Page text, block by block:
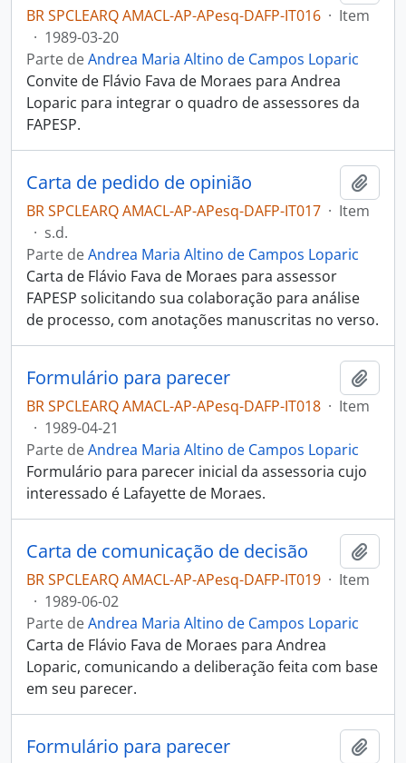
BR SPCLEARQ AMACL-AP-APesq-DAFP-IT016 · Item
· 1989-03-20
Parte deAndrea Maria Altino de Campos Loparic
Convite de Flávio Fava de Moraes para Andrea
Loparic para integrar o quadro de assessores da
FAPESP.
Carta de pedido de opinião
BR SPCLEARQ AMACL-AP-APesq-DAFP-IT017 · Item
· s.d.
Parte deAndrea Maria Altino de Campos Loparic
Carta de Flávio Fava de Moraes para assessor
FAPESP solicitando sua colaboração para análise
de processo, com anotações manuscritas no verso.
Formulário para parecer
BR SPCLEARQ AMACL-AP-APesq-DAFP-IT018 · Item
· 1989-04-21
Parte deAndrea Maria Altino de Campos Loparic
Formulário para parecer inicial da assessoria cujo
interessado é Lafayette de Moraes.
Carta de comunicação de decisão
BR SPCLEARQ AMACL-AP-APesq-DAFP-IT019 · Item
· 1989-06-02
Parte deAndrea Maria Altino de Campos Loparic
Carta de Flávio Fava de Moraes para Andrea
Loparic, comunicando a deliberação feita com base
em seu parecer.
Formulário para parecer